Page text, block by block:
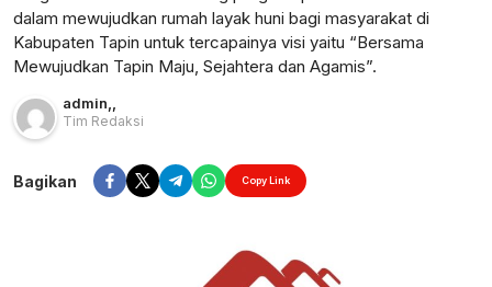
dalam mewujudkan rumah layak huni bagi masyarakat di
Kabupaten Tapin untuk tercapainya visi yaitu “Bersama
Mewujudkan Tapin Maju, Sejahtera dan Agamis”.
admin,,
Tim Redaksi
Bagikan Copy Link